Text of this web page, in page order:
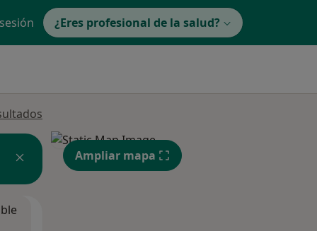
¿Eres profesional de la salud?
Ampliar mapa